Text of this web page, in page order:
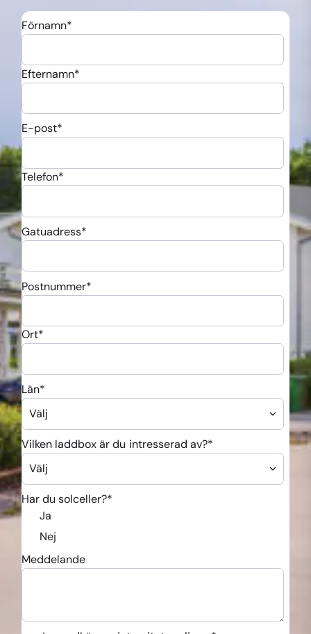
Förnamn*
Efternamn*
E-post*
Telefon*
Gatuadress*
Postnummer*
Ort*
Län*
Vilken laddbox är du intresserad av?*
Har du solceller?*
Ja
Nej
Meddelande